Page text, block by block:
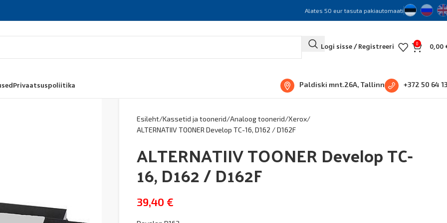
Alates 50 eur tasuta pakiautomaati
Logi sisse / Registreeri 0 0,00
Privaatsuspoliitika Paldiski mnt.26A, Tallinn +372 50 64
Esileht Kassetid ja toonerid Analoog toonerid Xerox
ALTERNATIIV TOONER Develop TC-16, D162 / D162F
ALTERNATIIV TOONER Develop TC-
16, D162 / D162F
39,40 €